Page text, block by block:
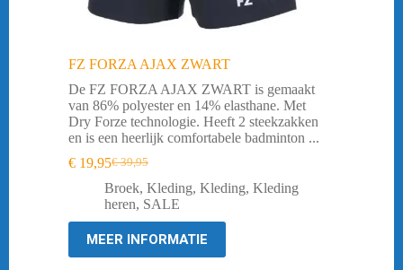
FZ FORZA AJAX ZWART
De FZ FORZA AJAX ZWART is gemaakt
van 86% polyester en 14% elasthane. Met
Dry Forze technologie. Heeft 2 steekzakken
en is een heerlijk comfortabele badminton ...
€39,95
Oorspronkelijke
prijs
was:
€ 19,95Huidige
prijs
is:
Broek, Kleding, Kleding, Kleding
heren, SALE
MEER INFORMATIE